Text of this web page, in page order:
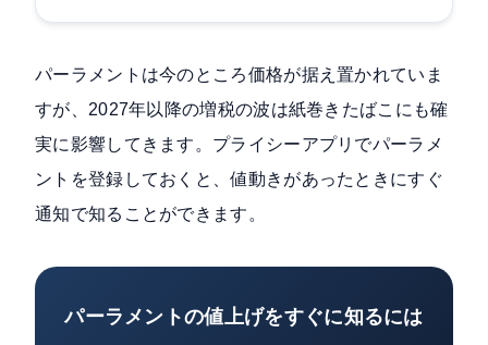
パーラメントは今のところ価格が据え置かれていま
すが、2027年以降の増税の波は紙巻きたばこにも確
実に影響してきます。プライシーアプリでパーラメ
ントを登録しておくと、値動きがあったときにすぐ
通知で知ることができます。
パーラメントの値上げをすぐに知るには